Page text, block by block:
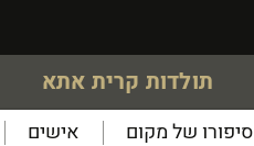
תולדות קרית אתא
סיפורו של מקום אישים